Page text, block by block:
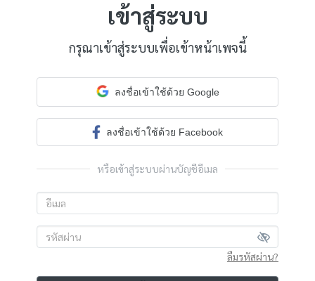
เข้าสู่ระบบ
กรุณาเข้าสู่ระบบเพื่อเข้าหน้าเพจนี้
ลงชื่อเข้าใช้ด้วย Google
ลงชื่อเข้าใช้ด้วย Facebook
หรือเข้าสู่ระบบผ่านบัญชีอีเมล
ลืมรหัสผ่าน?